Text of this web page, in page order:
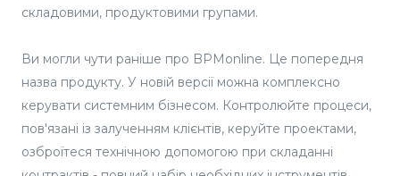
складовими, продуктовими групами.
Ви могли чути раніше про BPMonline. Це попередня
назва продукту. У новій версії можна комплексно
керувати системним бізнесом. Контролюйте процеси,
пов'язані із залученням клієнтів, керуйте проектами,
озброїтеся технічною допомогою при складанні